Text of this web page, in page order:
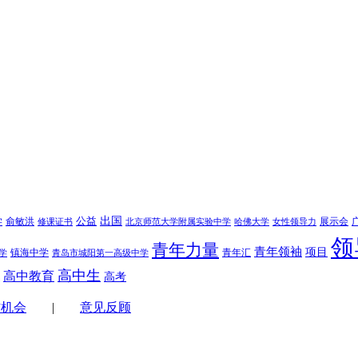
俞敏洪 修课证书 公益 出国 北京师范大学附属实验中学 哈佛大学 女性领导力 展示会
镇海中学 青岛市城阳第一高级中学 青年力量 青年汇 青年领袖 项目 领
高中教育 高中生 高考
会 | 意见反顾